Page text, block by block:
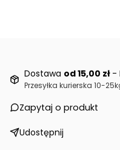
Dostawa od 15,00 zł -
Przesyłka kurierska 10-
Zapytaj o produkt
Udostępnij